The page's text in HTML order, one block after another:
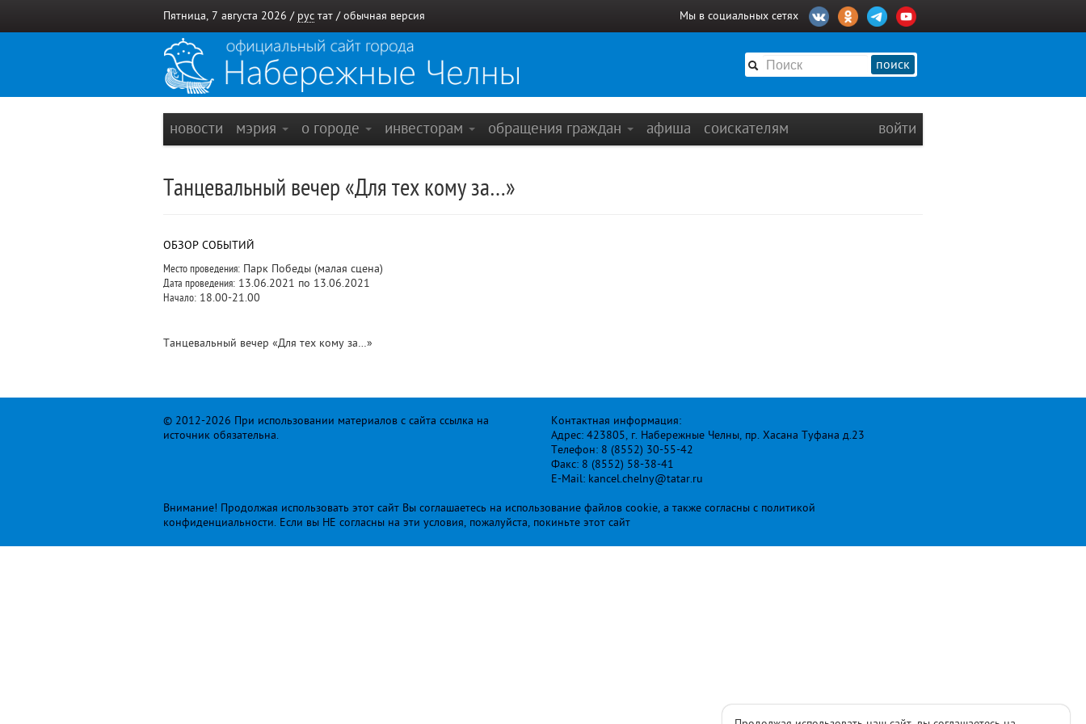
Пятница, 7 августа 2026 / рус тат / обычная версия Мы в социальных сетях
поиск
новости мэрия о городе инвесторам обращения граждан афиша соискателям войти
Танцевальный вечер «Для тех кому за…»
ОБЗОР СОБЫТИЙ
Место проведения: Парк Победы (малая сцена)
Дата проведения: 13.06.2021 по 13.06.2021
Начало: 18.00-21.00
Танцевальный вечер «Для тех кому за…»
© 2012-2026 При использовании материалов с сайта ссылка на
источник обязательна.
Контактная информация:
Адрес: 423805, г. Набережные Челны, пр. Хасана Туфана д.23
Телефон: 8 (8552) 30-55-42
Факс: 8 (8552) 58-38-41
E-Mail: kancel.chelny@tatar.ru
Внимание! Продолжая использовать этот сайт Вы соглашаетесь на использование файлов cookie, а также согласны с политикой
конфиденциальности. Если вы НЕ согласны на эти условия, пожалуйста, покиньте этот сайт